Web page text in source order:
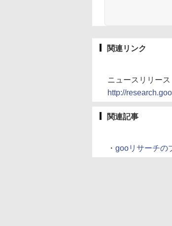
関連リンク
ニュースリリース
http://
関連記事
・ gooリサーチの